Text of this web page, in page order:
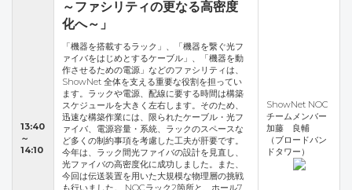
13:40
～
14:10
～ファシリティの更なる高密度
化へ～」
「機器を搭載するラック」、「機器を繋ぐ光フ
ァイバをはじめとするケーブル」、「機器を動
作させるための電源」などのファシリティは、
ShowNet 全体を支える重要な役割を担ってい
ます。ラックや電源、配線に要する時間は構築
スケジュールを大きく左右します。そのため、
迅速な構築作業には、限られたケーブル・光フ
ァイバ、電源容量・系統、ラックのスペースな
ど多くの制約事項を考慮した工夫が肝要です。
今年は、ラック間光ファイバの設計を見直し、
光ファイバの高密度化に成功しました。また、
今回は伝送装置を用いた大規模な物理層の挑戦
も行いました。 NOCラック2箇所と、ホール7
ShowNet NOC
チームメンバー
加藤 良輔
（ブロードバン
ドタワー）